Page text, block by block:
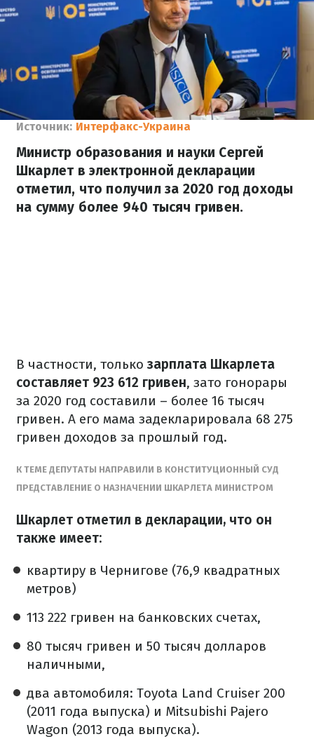
Источник: Интерфакс-Украина
Министр образования и науки Сергей
Шкарлет в электронной декларации
отметил, что получил за 2020 год доходы
на сумму более 940 тысяч гривен.
В частности, только зарплата Шкарлета
составляет 923 612 гривен, зато гонорары
за 2020 год составили – более 16 тысяч
гривен. А его мама задекларировала 68 275
гривен доходов за прошлый год.
К ТЕМЕ ДЕПУТАТЫ НАПРАВИЛИ В КОНСТИТУЦИОННЫЙ СУД
ПРЕДСТАВЛЕНИЕ О НАЗНАЧЕНИИ ШКАРЛЕТА МИНИСТРОМ
Шкарлет отметил в декларации, что он
также имеет:
квартиру в Чернигове (76,9 квадратных
метров)
113 222 гривен на банковских счетах,
80 тысяч гривен и 50 тысяч долларов
наличными,
два автомобиля: Toyota Land Cruiser 200
(2011 года выпуска) и Mitsubishi Pajero
Wagon (2013 года выпуска).